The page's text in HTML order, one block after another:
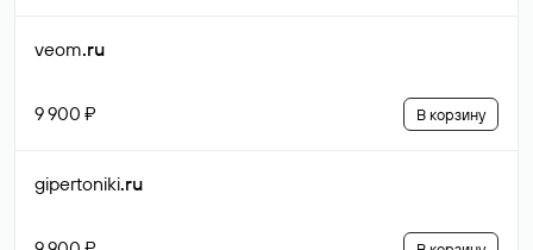
veom.ru
9 900 ₽ В корзину
gipertoniki.ru